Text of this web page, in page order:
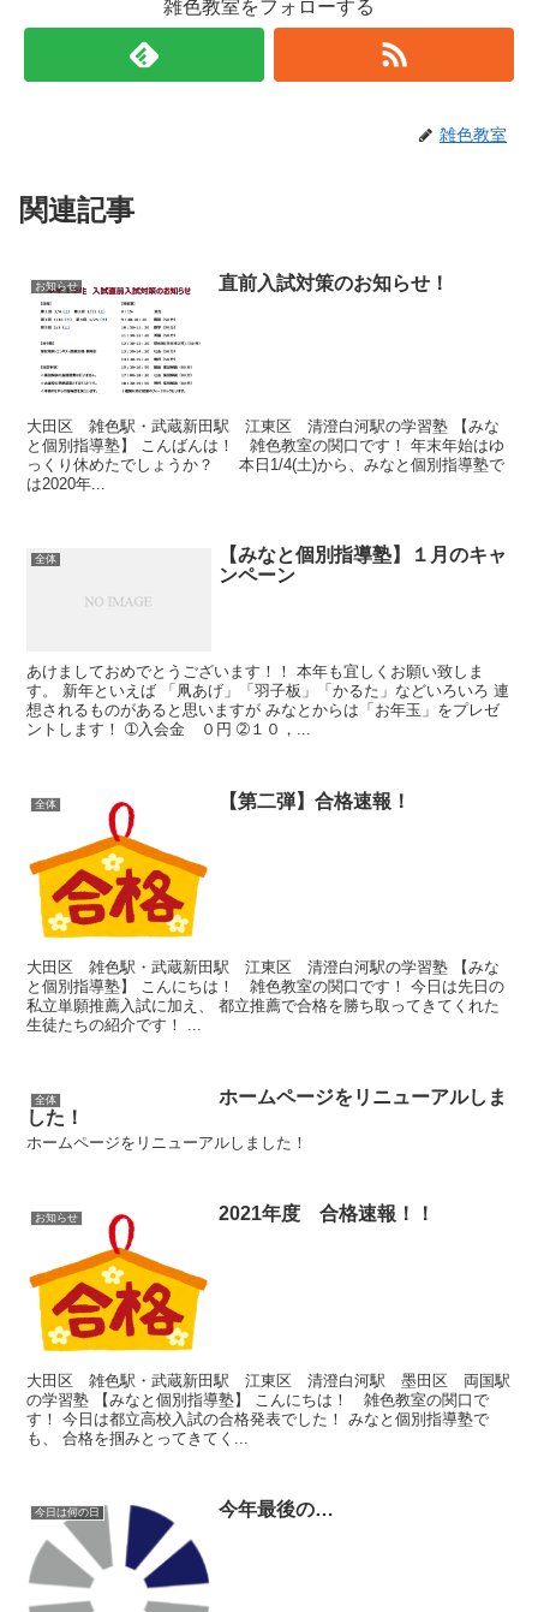
雑色教室をフォローする
雑色教室
関連記事
お知らせ 直前入試対策のお知らせ！
大田区 雑色駅・武蔵新田駅 江東区 清澄白河駅の学習塾 【みな
と個別指導塾】 こんばんは！ 雑色教室の関口です！ 年末年始はゆ
っくり休めたでしょうか？ 本日1/4(土)から、みなと個別指導塾で
は2020年...
全体
【みなと個別指導塾】１月のキャ
ンペーン
あけましておめでとうございます！！ 本年も宜しくお願い致しま
す。 新年といえば 「凧あげ」「羽子板」「かるた」などいろいろ 連
想されるものがあると思いますが みなとからは「お年玉」をプレゼ
ントします！ ➀入会金 ０円 ➁１０，...
全体 【第二弾】合格速報！
大田区 雑色駅・武蔵新田駅 江東区 清澄白河駅の学習塾 【みな
と個別指導塾】 こんにちは！ 雑色教室の関口です！ 今日は先日の
私立単願推薦入試に加え、 都立推薦で合格を勝ち取ってきてくれた
生徒たちの紹介です！ ...
全体
ホームページをリニューアルしま
した！
ホームページをリニューアルしました！
お知らせ 2021年度 合格速報！！
大田区 雑色駅・武蔵新田駅 江東区 清澄白河駅 墨田区 両国駅
の学習塾 【みなと個別指導塾】 こんにちは！ 雑色教室の関口で
す！ 今日は都立高校入試の合格発表でした！ みなと個別指導塾で
も、 合格を掴みとってきてく...
今日は何の日 今年最後の…